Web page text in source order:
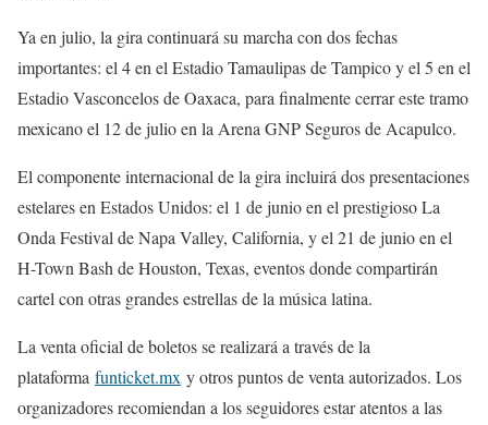
Ya en julio, la gira continuará su marcha con dos fechas
importantes: el 4 en el Estadio Tamaulipas de Tampico y el 5 en el
Estadio Vasconcelos de Oaxaca, para finalmente cerrar este tramo
mexicano el 12 de julio en la Arena GNP Seguros de Acapulco.
El componente internacional de la gira incluirá dos presentaciones
estelares en Estados Unidos: el 1 de junio en el prestigioso La
Onda Festival de Napa Valley, California, y el 21 de junio en el
H-Town Bash de Houston, Texas, eventos donde compartirán
cartel con otras grandes estrellas de la música latina.
La venta oficial de boletos se realizará a través de la
plataforma funticket.mx y otros puntos de venta autorizados. Los
organizadores recomiendan a los seguidores estar atentos a las